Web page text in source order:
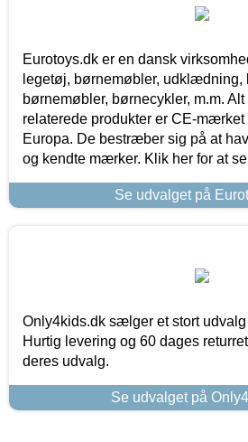
Eurotoys.dk er en dansk
legetøj, børnemøbler, udklædning,
børnemøbler, børnecykler, m.m.
relaterede produkter er CE-mærket
Europa. De bestræber sig på at
og kendte mærker. Klik her for at
Se udvalget på
Only4kids.dk sælger et stort
Hurtig levering og 60 dages
deres udvalg.
Se udvalget på